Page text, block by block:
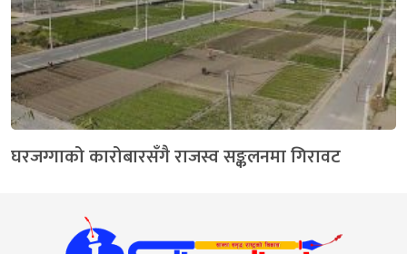
घरजग्गाको कारोबारसँगै राजस्व सङ्कलनमा गिरावट